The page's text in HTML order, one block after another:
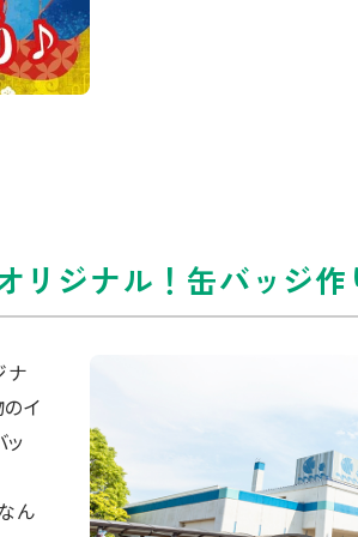
リジナル！缶バッジ作
ナ
イ
ん